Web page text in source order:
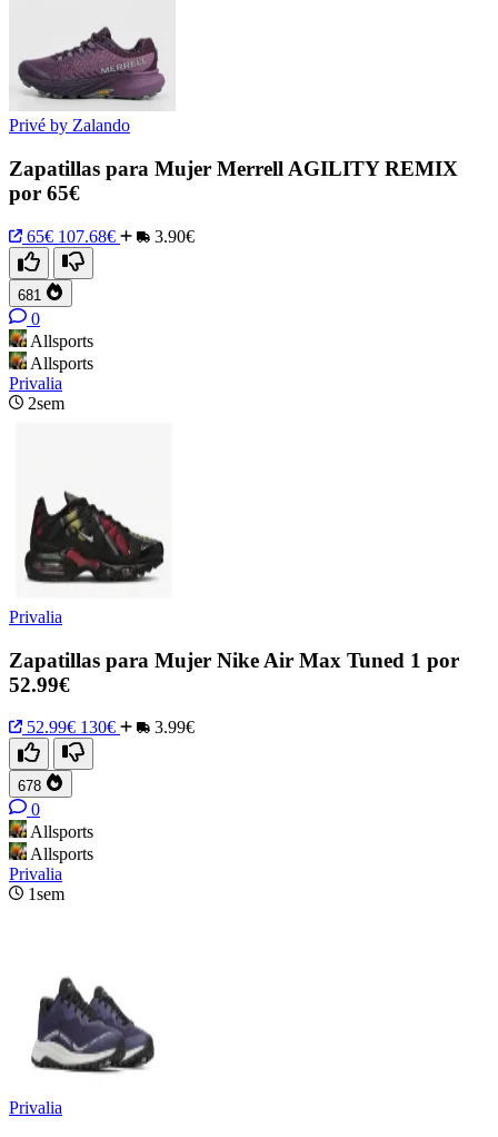
Privé by Zalando
Zapatillas para Mujer Merrell AGILITY REMIX
por 65€
65€ 107.68€ 3.90€
681
0
Allsports
Allsports
Privalia
2sem
Privalia
Zapatillas para Mujer Nike Air Max Tuned 1 por
52.99€
52.99€ 130€ 3.99€
678
0
Allsports
Allsports
Privalia
1sem
Privalia